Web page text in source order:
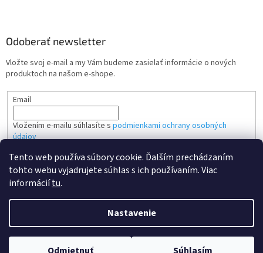
Tento web používa súbory cookie. Ďalším prechádzaním
tohto webu vyjadrujete súhlas s ich používaním. Viac
informáciítu.
Nastavenie
Odoberať newsletter
Vložte svoj e-mail a my Vám budeme zasielať informácie o nových
produktoch na našom e-shope.
Email
Vložením e-mailu súhlasíte s podmienkami ochrany osobných
údajov
PRIHLÁSIŤ SA
Vytvoril Shoptet